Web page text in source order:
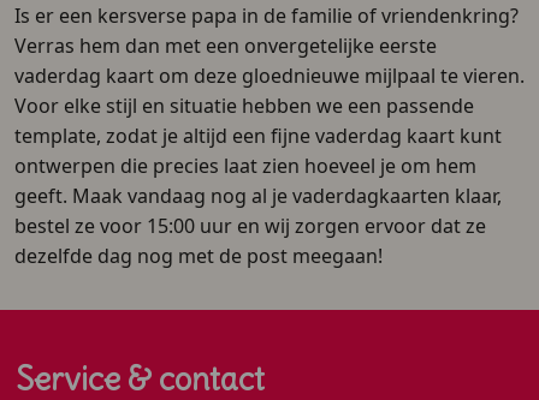
Is er een kersverse papa in de familie of vriendenkring?
Verras hem dan met een onvergetelijke eerste
vaderdag kaart om deze gloednieuwe mijlpaal te vieren.
Voor elke stijl en situatie hebben we een passende
template, zodat je altijd een fijne vaderdag kaart kunt
ontwerpen die precies laat zien hoeveel je om hem
geeft. Maak vandaag nog al je vaderdagkaarten klaar,
bestel ze voor 15:00 uur en wij zorgen ervoor dat ze
dezelfde dag nog met de post meegaan!
Service & contact